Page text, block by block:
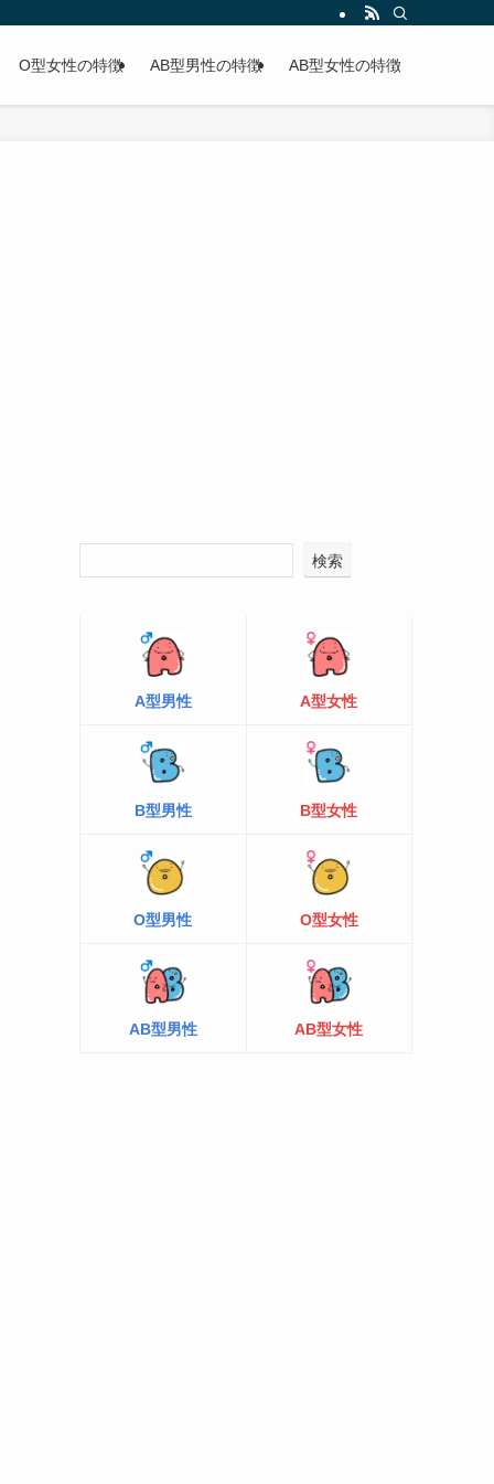
O型女性の特徴 AB型男性の特徴 AB型女性の特徴
検索
A型男性 A型女性
B型男性 B型女性
O型男性 O型女性
AB型男性 AB型女性